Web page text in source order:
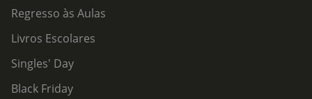
Regresso às Aulas
Livros Escolares
Singles' Day
Black Friday